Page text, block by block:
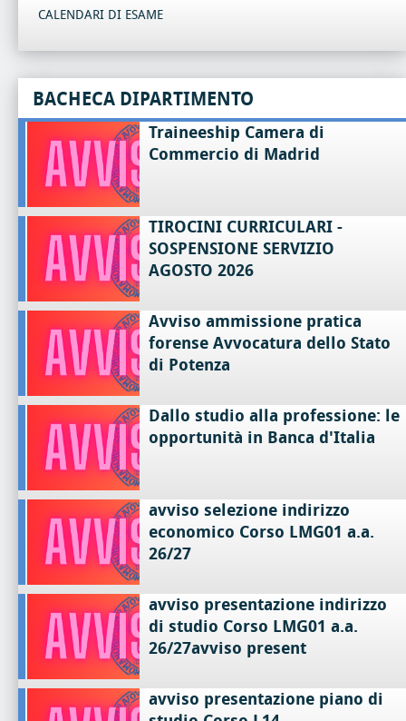
CALENDARI DI ESAME
BACHECA DIPARTIMENTO
Traineeship Camera di
Commercio di Madrid
TIROCINI CURRICULARI -
SOSPENSIONE SERVIZIO
AGOSTO 2026
Avviso ammissione pratica
forense Avvocatura dello Stato
di Potenza
Dallo studio alla professione: le
opportunità in Banca d'Italia
avviso selezione indirizzo
economico Corso LMG01 a.a.
26/27
avviso presentazione indirizzo
di studio Corso LMG01 a.a.
26/27avviso present
avviso presentazione piano di